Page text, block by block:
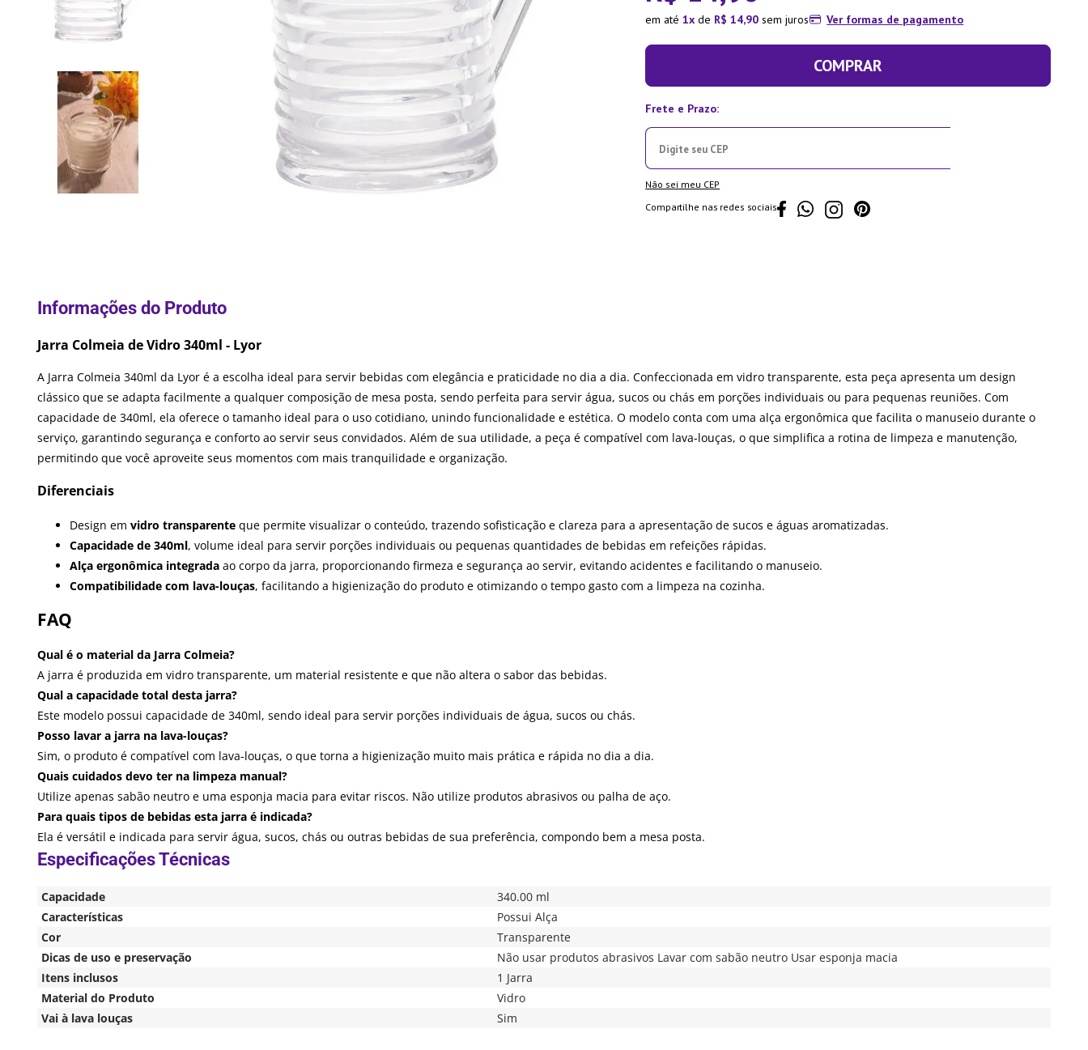
em até1 de R$ 14,90 sem juros Ver formas de pagamento
COMPRAR
Não sei meu CEP
Compartilhe nas redes sociais
Jarra Colmeia de Vidro 340ml - Lyor
A Jarra Colmeia 340ml da Lyor é a escolha ideal para servir bebidas com elegância e praticidade no dia a dia. Confeccionada em vidro transparente, esta peça apresenta um design
clássico que se adapta facilmente a qualquer composição de mesa posta, sendo perfeita para servir água, sucos ou chás em porções individuais ou para pequenas reuniões. Com
capacidade de 340ml, ela oferece o tamanho ideal para o uso cotidiano, unindo funcionalidade e estética. O modelo conta com uma alça ergonômica que facilita o manuseio durante o
serviço, garantindo segurança e conforto ao servir seus convidados. Além de sua utilidade, a peça é compatível com lava-louças, o que simplifica a rotina de limpeza e manutenção,
permitindo que você aproveite seus momentos com mais tranquilidade e organização.
Diferenciais
Design em vidro transparente que permite visualizar o conteúdo, trazendo sofisticação e clareza para a apresentação de sucos e águas aromatizadas.
Capacidade de 340ml, volume ideal para servir porções individuais ou pequenas quantidades de bebidas em refeições rápidas.
Alça ergonômica integrada ao corpo da jarra, proporcionando firmeza e segurança ao servir, evitando acidentes e facilitando o manuseio.
Compatibilidade com lava-louças, facilitando a higienização do produto e otimizando o tempo gasto com a limpeza na cozinha.
FAQ
Qual é o material da Jarra Colmeia?
A jarra é produzida em vidro transparente, um material resistente e que não altera o sabor das bebidas.
Qual a capacidade total desta jarra?
Este modelo possui capacidade de 340ml, sendo ideal para servir porções individuais de água, sucos ou chás.
Posso lavar a jarra na lava-louças?
Sim, o produto é compatível com lava-louças, o que torna a higienização muito mais prática e rápida no dia a dia.
Quais cuidados devo ter na limpeza manual?
Utilize apenas sabão neutro e uma esponja macia para evitar riscos. Não utilize produtos abrasivos ou palha de aço.
Para quais tipos de bebidas esta jarra é indicada?
Ela é versátil e indicada para servir água, sucos, chás ou outras bebidas de sua preferência, compondo bem a mesa posta.
Capacidade
340.00 ml
Características
Possui Alça
Cor
Transparente
Dicas de uso e preservação
Não usar produtos abrasivos Lavar com sabão neutro Usar esponja macia
Itens inclusos
1 Jarra
Material do Produto
Vidro
Vai à lava louças
Sim
10º Lixeira